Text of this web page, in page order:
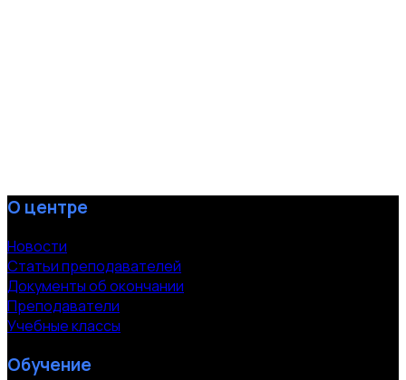
О центре
Новости
Статьи преподавателей
Документы об окончании
Преподаватели
Учебные классы
Обучение